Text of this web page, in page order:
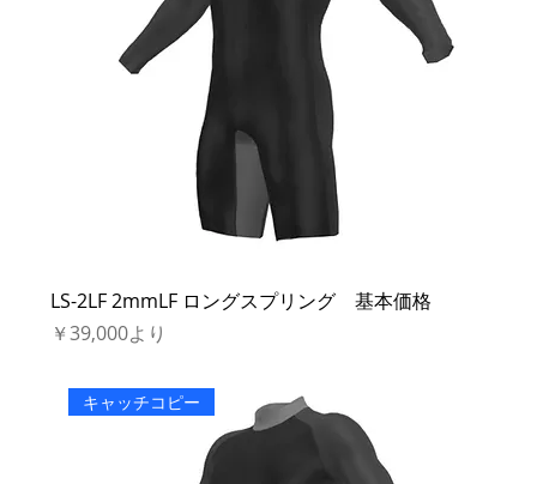
LS-2LF 2mmLF ロングスプリング 基本価格
￥39,000より
セール価格
キャッチコピー